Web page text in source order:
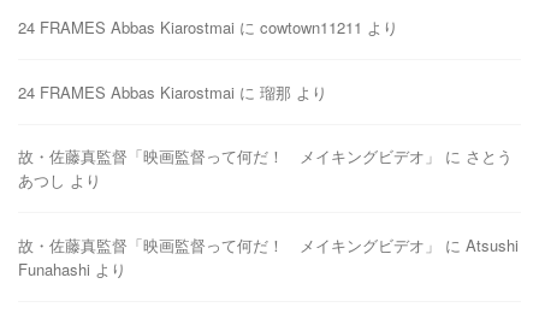
24 FRAMES Abbas Kiarostmai に cowtown11211 より
24 FRAMES Abbas Kiarostmai に 瑠那 より
故・佐藤真監督「映画監督って何だ！ メイキングビデオ」 に さとう
あつし より
故・佐藤真監督「映画監督って何だ！ メイキングビデオ」 に Atsushi
Funahashi より